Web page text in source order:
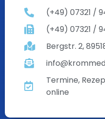
(+49) 07321 /
(+49) 07321 /
Bergstr. 2,
Termine,
online